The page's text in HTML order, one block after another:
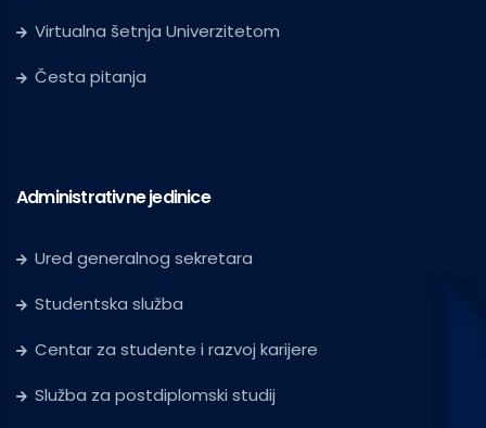
Virtualna šetnja Univerzitetom
Česta pitanja
Administrativne jedinice
Ured generalnog sekretara
Studentska služba
Centar za studente i razvoj karijere
Služba za postdiplomski studij